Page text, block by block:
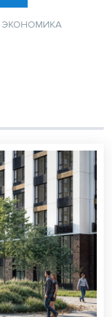
ЭКОНОМИКА